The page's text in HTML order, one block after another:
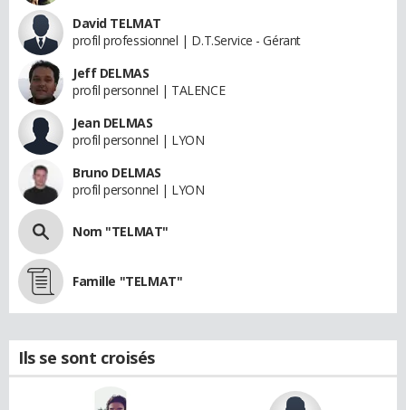
David TELMAT
profil professionnel | D.T.Service - Gérant
Jeff DELMAS
profil personnel | TALENCE
Jean DELMAS
profil personnel | LYON
Bruno DELMAS
profil personnel | LYON
Nom "TELMAT"
Famille "TELMAT"
Ils se sont croisés